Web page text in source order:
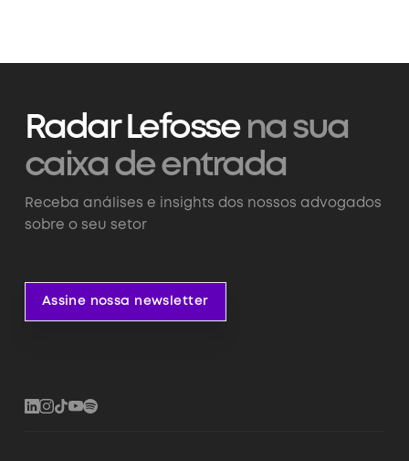
Radar Lefossena sua
caixa de entrada
Receba análises e insights dos nossos advogados
sobre o seu setor
Assine nossa newsletter